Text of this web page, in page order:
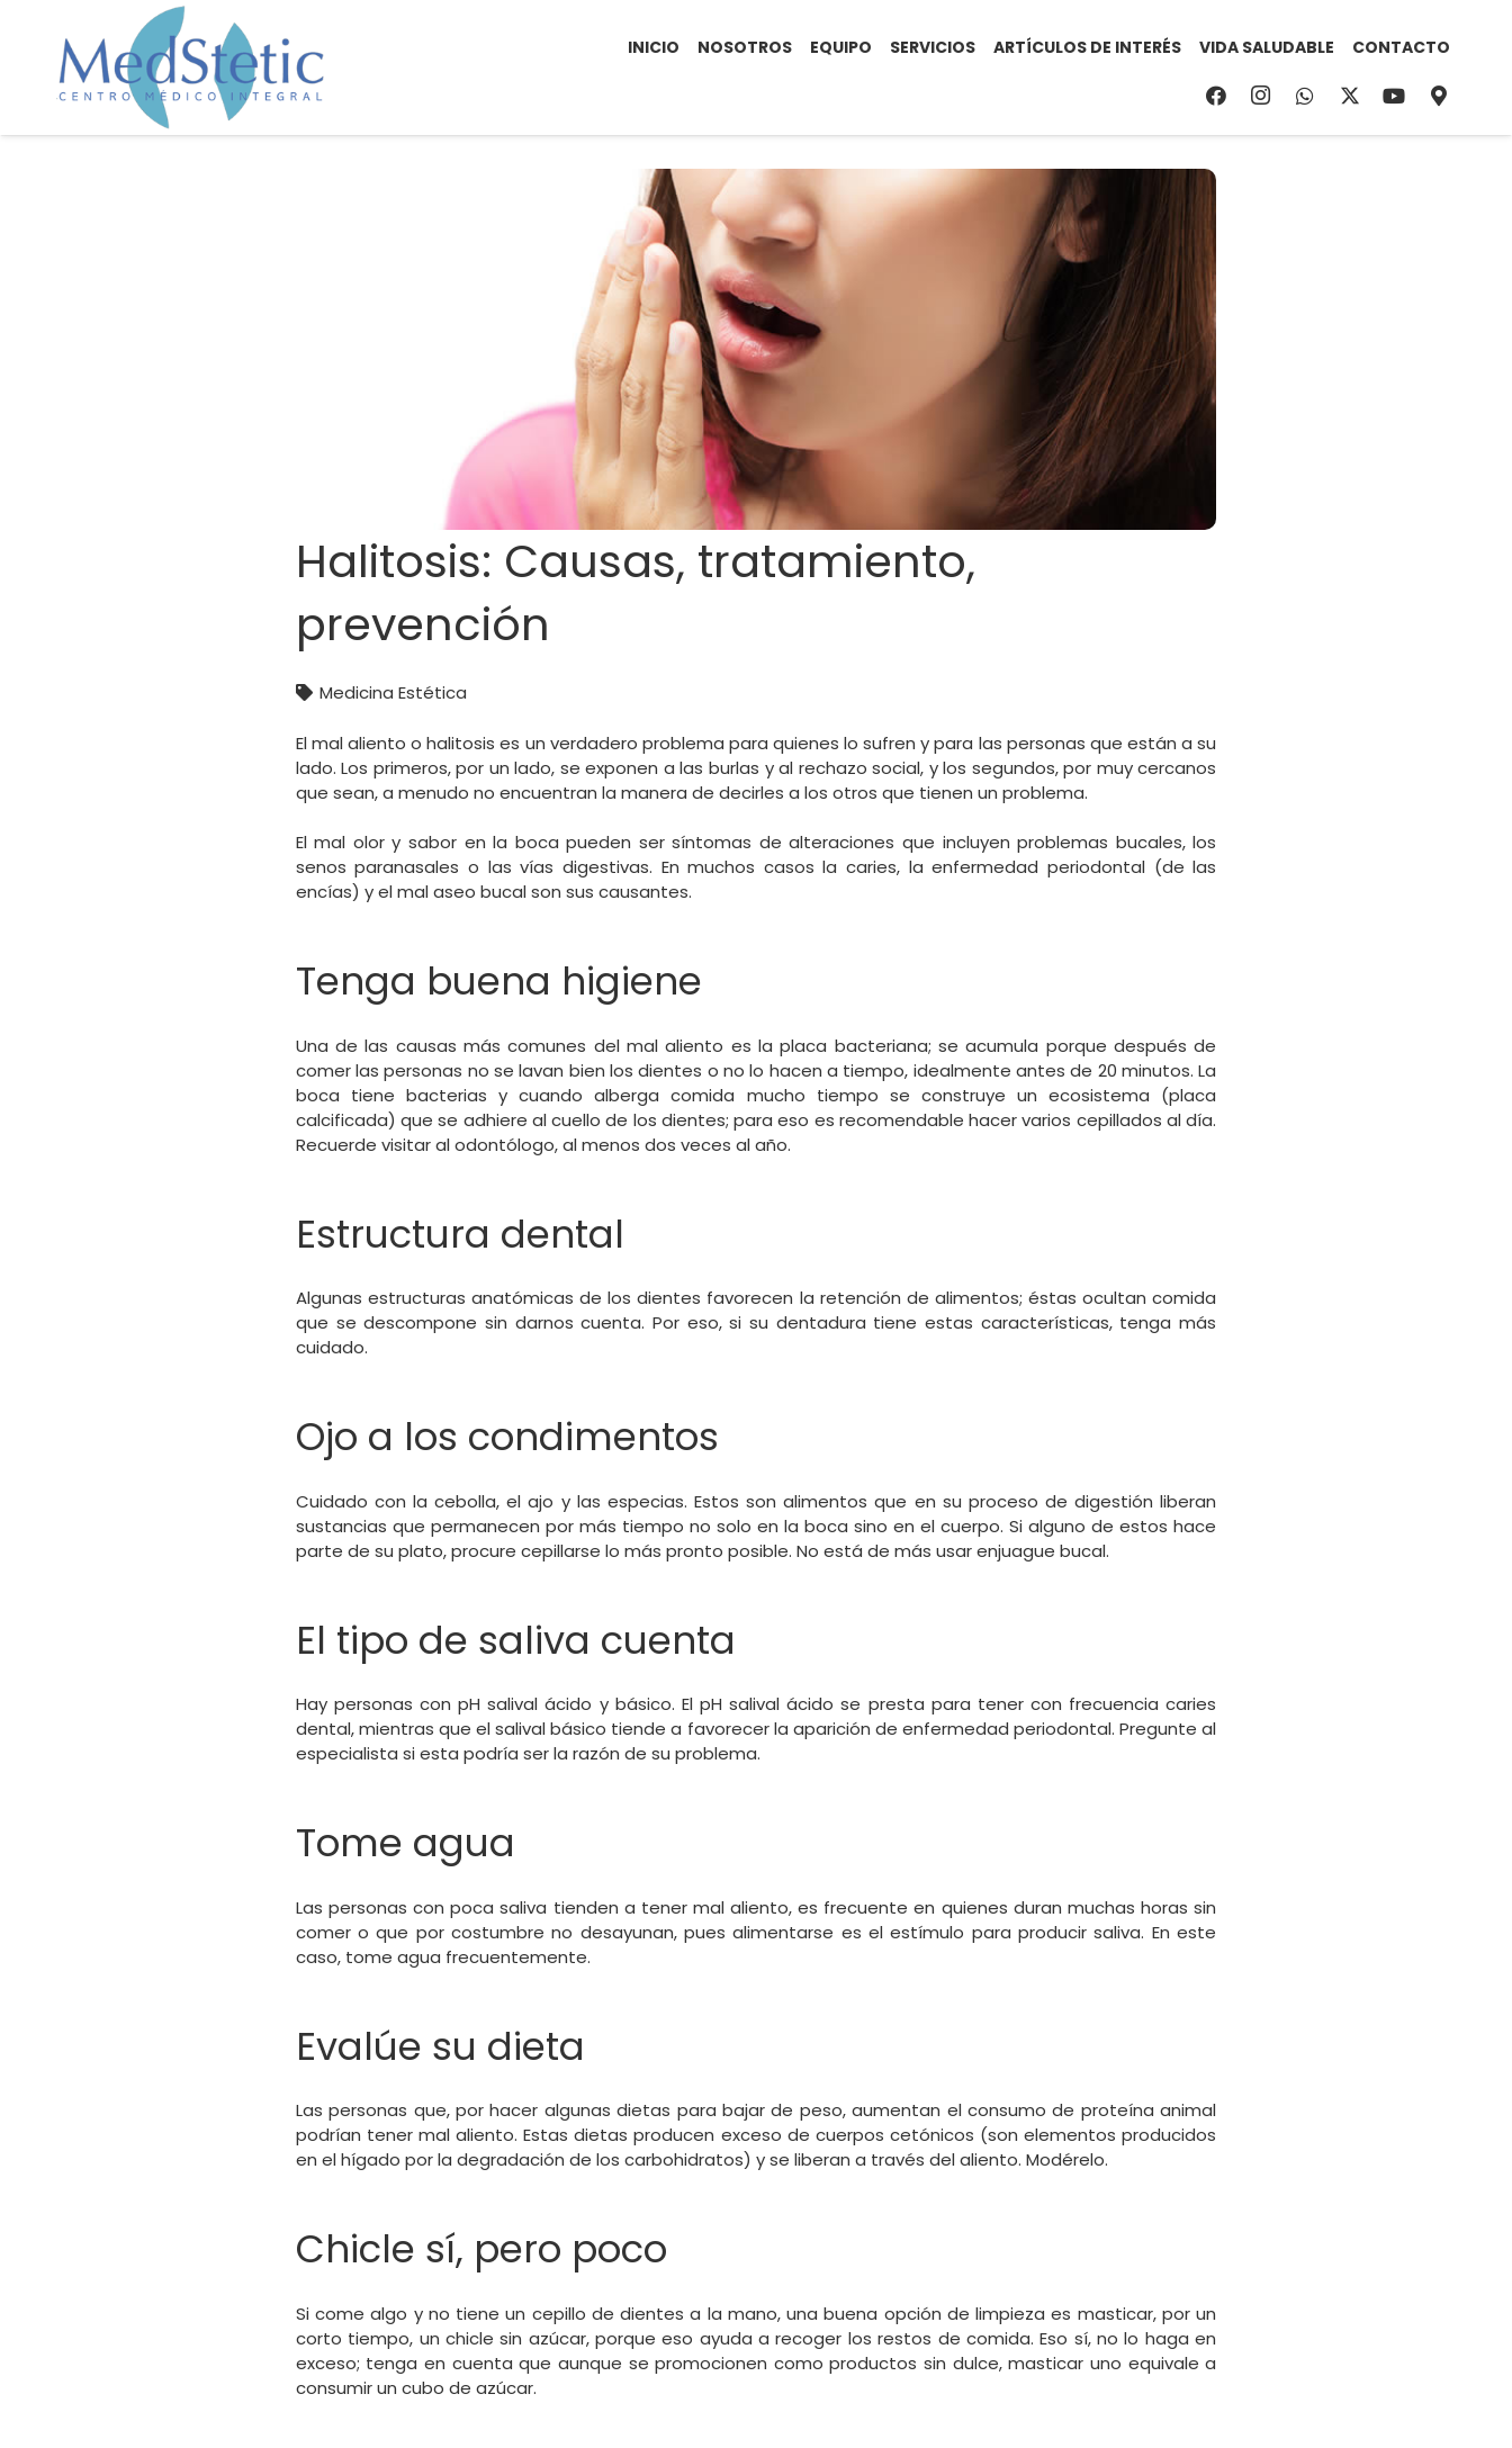
INICIO NOSOTROS EQUIPO SERVICIOS ARTÍCULOS DE INTERÉS VIDA SALUDABLE CONTACTO
Halitosis: Causas, tratamiento,
prevención
Medicina Estética
El mal aliento o halitosis es un verdadero problema para quienes lo sufren y para las personas que están a su
lado. Los primeros, por un lado, se exponen a las burlas y al rechazo social, y los segundos, por muy cercanos
que sean, a menudo no encuentran la manera de decirles a los otros que tienen un problema.
El mal olor y sabor en la boca pueden ser síntomas de alteraciones que incluyen problemas bucales, los
senos paranasales o las vías digestivas. En muchos casos la caries, la enfermedad periodontal (de las
encías) y el mal aseo bucal son sus causantes.
Tenga buena higiene
Una de las causas más comunes del mal aliento es la placa bacteriana; se acumula porque después de
comer las personas no se lavan bien los dientes o no lo hacen a tiempo, idealmente antes de 20 minutos. La
boca tiene bacterias y cuando alberga comida mucho tiempo se construye un ecosistema (placa
calcificada) que se adhiere al cuello de los dientes; para eso es recomendable hacer varios cepillados al día.
Recuerde visitar al odontólogo, al menos dos veces al año.
Estructura dental
Algunas estructuras anatómicas de los dientes favorecen la retención de alimentos; éstas ocultan comida
que se descompone sin darnos cuenta. Por eso, si su dentadura tiene estas características, tenga más
cuidado.
Ojo a los condimentos
Cuidado con la cebolla, el ajo y las especias. Estos son alimentos que en su proceso de digestión liberan
sustancias que permanecen por más tiempo no solo en la boca sino en el cuerpo. Si alguno de estos hace
parte de su plato, procure cepillarse lo más pronto posible. No está de más usar enjuague bucal.
El tipo de saliva cuenta
Hay personas con pH salival ácido y básico. El pH salival ácido se presta para tener con frecuencia caries
dental, mientras que el salival básico tiende a favorecer la aparición de enfermedad periodontal. Pregunte al
especialista si esta podría ser la razón de su problema.
Tome agua
Las personas con poca saliva tienden a tener mal aliento, es frecuente en quienes duran muchas horas sin
comer o que por costumbre no desayunan, pues alimentarse es el estímulo para producir saliva. En este
caso, tome agua frecuentemente.
Evalúe su dieta
Las personas que, por hacer algunas dietas para bajar de peso, aumentan el consumo de proteína animal
podrían tener mal aliento. Estas dietas producen exceso de cuerpos cetónicos (son elementos producidos
en el hígado por la degradación de los carbohidratos) y se liberan a través del aliento. Modérelo.
Chicle sí, pero poco
Si come algo y no tiene un cepillo de dientes a la mano, una buena opción de limpieza es masticar, por un
corto tiempo, un chicle sin azúcar, porque eso ayuda a recoger los restos de comida. Eso sí, no lo haga en
exceso; tenga en cuenta que aunque se promocionen como productos sin dulce, masticar uno equivale a
consumir un cubo de azúcar.